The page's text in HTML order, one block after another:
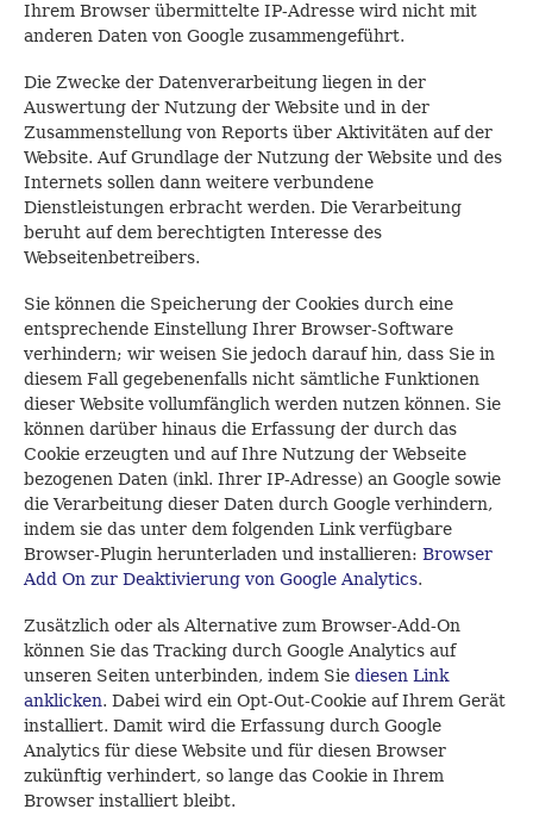
Ihrem Browser übermittelte IP-Adresse wird nicht mit
anderen Daten von Google zusammengeführt.
Die Zwecke der Datenverarbeitung liegen in der
Auswertung der Nutzung der Website und in der
Zusammenstellung von Reports über Aktivitäten auf der
Website. Auf Grundlage der Nutzung der Website und des
Internets sollen dann weitere verbundene
Dienstleistungen erbracht werden. Die Verarbeitung
beruht auf dem berechtigten Interesse des
Webseitenbetreibers.
Sie können die Speicherung der Cookies durch eine
entsprechende Einstellung Ihrer Browser-Software
verhindern; wir weisen Sie jedoch darauf hin, dass Sie in
diesem Fall gegebenenfalls nicht sämtliche Funktionen
dieser Website vollumfänglich werden nutzen können. Sie
können darüber hinaus die Erfassung der durch das
Cookie erzeugten und auf Ihre Nutzung der Webseite
bezogenen Daten (inkl. Ihrer IP-Adresse) an Google sowie
die Verarbeitung dieser Daten durch Google verhindern,
indem sie das unter dem folgenden Link verfügbare
Browser-Plugin herunterladen und installieren: Browser
Add On zur Deaktivierung von Google Analytics.
Zusätzlich oder als Alternative zum Browser-Add-On
können Sie das Tracking durch Google Analytics auf
unseren Seiten unterbinden, indem Sie diesen Link
anklicken. Dabei wird ein Opt-Out-Cookie auf Ihrem Gerät
installiert. Damit wird die Erfassung durch Google
Analytics für diese Website und für diesen Browser
zukünftig verhindert, so lange das Cookie in Ihrem
Browser installiert bleibt.